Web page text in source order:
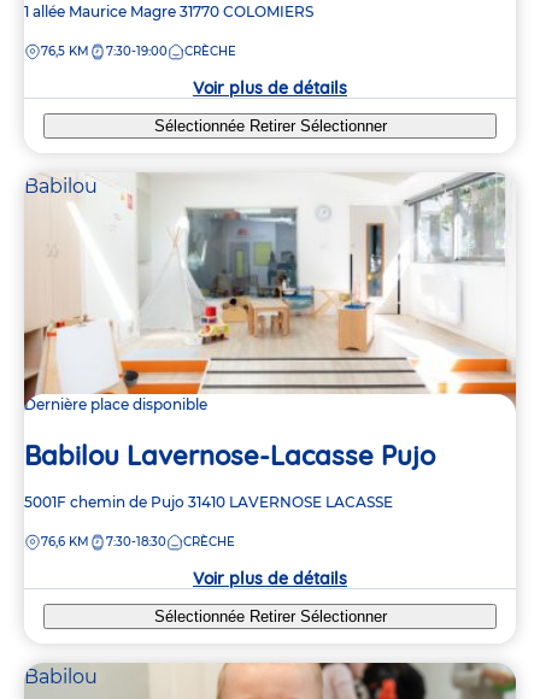
Adresse
la
1 allée Maurice Magre 31770 COLOMIERS
DISTANCE
76,5 KM 7:30-19:00 CRÈCHE
Voir plus de détails
Sélectionnée Retirer Sélectionner
Babilou
Dernière place disponible
Babilou Lavernose-Lacasse Pujo
Adresse
la
5001F chemin de Pujo 31410 LAVERNOSE LACASSE
DISTANCE
76,6 KM 7:30-18:30 CRÈCHE
Voir plus de détails
Sélectionnée Retirer Sélectionner
Babilou